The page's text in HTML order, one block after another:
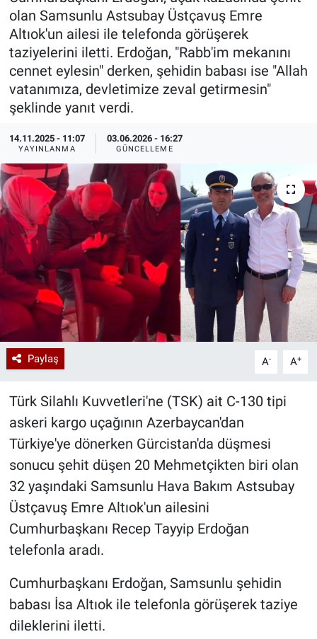
olan Samsunlu Astsubay Üstçavuş Emre
Altıok'un ailesi ile telefonda görüşerek
taziyelerini iletti. Erdoğan, "Rabb'im mekanını
cennet eylesin" derken, şehidin babası ise "Allah
vatanımıza, devletimize zeval getirmesin"
şeklinde yanıt verdi.
14.11.2025 - 11:07
YAYINLANMA
03.06.2026 - 16:27
GÜNCELLEME
Paylaş A- A+
Türk Silahlı Kuvvetleri'ne (TSK) ait C-130 tipi
askeri kargo uçağının Azerbaycan'dan
Türkiye'ye dönerken Gürcistan'da düşmesi
sonucu şehit düşen 20 Mehmetçikten biri olan
32 yaşındaki Samsunlu Hava Bakım Astsubay
Üstçavuş Emre Altıok'un ailesini
Cumhurbaşkanı Recep Tayyip Erdoğan
telefonla aradı.
Cumhurbaşkanı Erdoğan, Samsunlu şehidin
babası İsa Altıok ile telefonla görüşerek taziye
dileklerini iletti.
Özel Haberler
Yazarlar
Dünya
Medya
Özel Haberler
Kadın
Erişim Bilgileri
Sağlık
Teknoloji
Ramazan
Haber Arşivi